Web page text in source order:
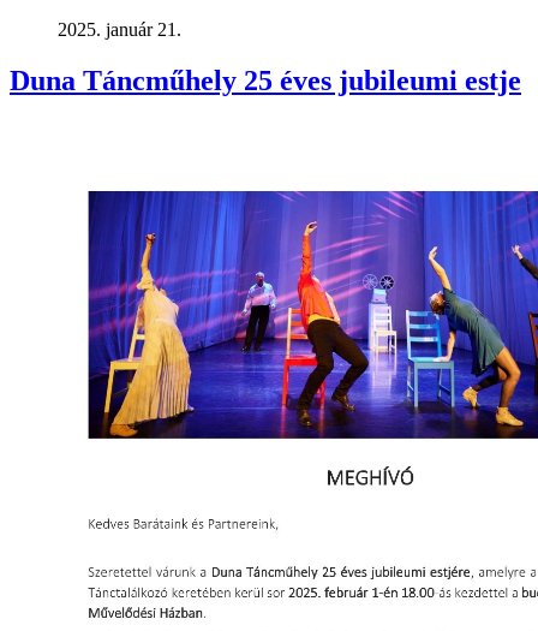
2025. január 21.
Duna Táncműhely 25 éves jubileumi estje